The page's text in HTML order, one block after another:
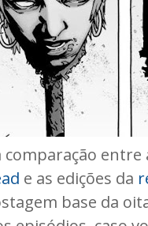
comparação
e as edições da
base da